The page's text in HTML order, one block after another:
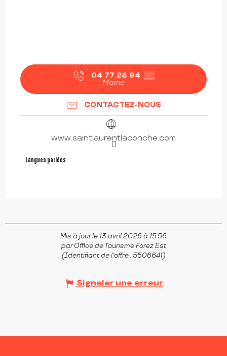
04 77 28 94 ▒▒
Mairie
CONTACTEZ-NOUS
www.saintlaurentlaconche.com
Langues parlées
Langues parlées
Mis à jour le 13 avril 2026 à 15:56
par Office de Tourisme Forez Est
(Identifiant de l'offre : 5506641)
Signaler une erreur